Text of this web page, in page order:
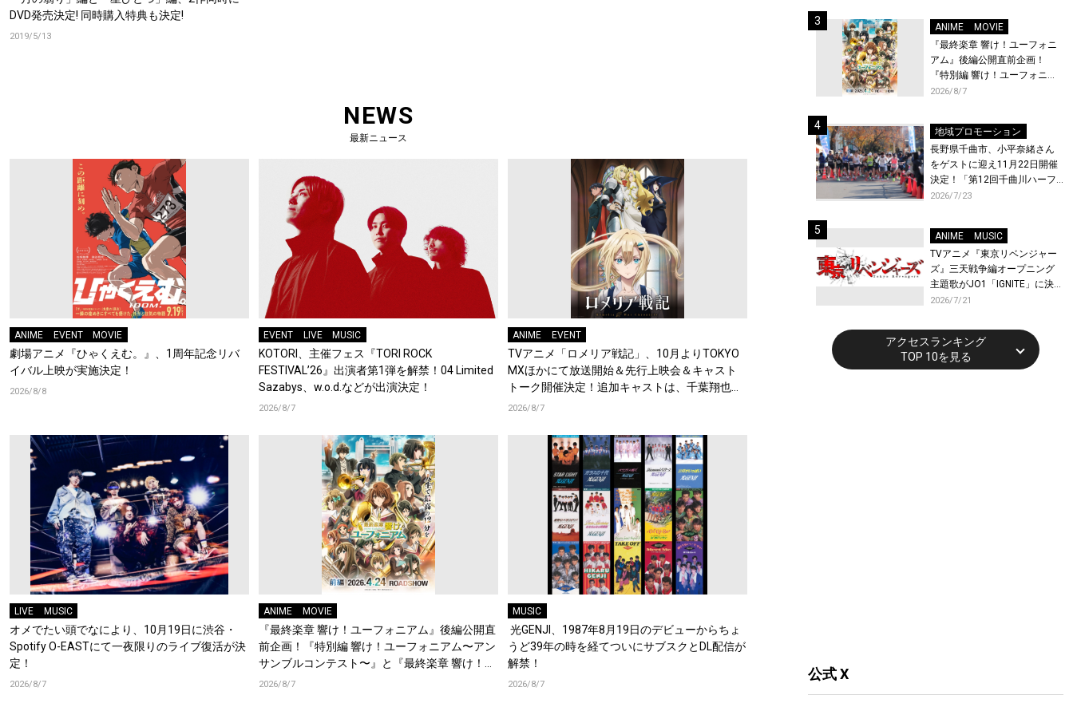
DVD発売決定! 同時購入特典も決定!
2019/5/13
NEWS
最新ニュース
ANIME EVENT MOVIE
劇場アニメ『ひゃくえむ。』、1周年記念リバ
イバル上映が実施決定！
2026/8/8
EVENT LIVE MUSIC
KOTORI、主催フェス『TORI ROCK
FESTIVAL’26』出演者第1弾を解禁！04 Limited
Sazabys、w.o.d.などが出演決定！
2026/8/7
ANIME EVENT
TVアニメ「ロメリア戦記」、10月よりTOKYO
MXほかにて放送開始＆先行上映会＆キャスト
トーク開催決定！追加キャストは、千葉翔也、
梶原岳人、堀江瞬、綿貫竜之介！PV第1弾公
2026/8/7
LIVE MUSIC
オメでたい頭でなにより、10月19日に渋谷・
Spotify O-EASTにて一夜限りのライブ復活が決
定！
2026/8/7
ANIME MOVIE
『最終楽章 響け！ユーフォニアム』後編公開直
前企画！『特別編 響け！ユーフォニアム〜アン
サンブルコンテスト〜』と『最終楽章 響け！ユ
ーフォニアム』前編の一挙上映が決定！
2026/8/7
MUSIC
光GENJI、1987年8月19日のデビューからちょ
うど39年の時を経てついにサブスクとDL配信が
解禁！
2026/8/7
ANIME
MOVIE
『最終楽章 響け！ユーフォニ
アム』後編公開直前企画！
『特別編 響け！ユーフォニア
ム〜アンサンブルコンテス
映が決定！
2026/8/7
地域プロモーション
長野県千曲市、小平奈緒さん
をゲストに迎え11月22日開催
決定！「第12回千曲川ハーフ
マラソン」エントリー受付開
2026/7/23
ANIME
MUSIC
TVアニメ『東京リベンジャー
ズ』三天戦争編オープニング
主題歌がJO1「IGNITE」に決
定！メンバー全員から喜びと
トが到着！9月に東京・大阪で
先行上映会を開催！
2026/7/21
アクセスランキング
TOP 10を見る
公式 X